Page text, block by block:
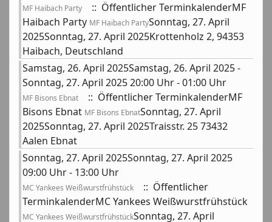
MF Haibach Party
:: Öffentlicher TerminkalenderMF
Haibach Party MF Haibach PartySonntag, 27. April
2025Sonntag, 27. April 2025Krottenholz 2, 94353
Haibach, Deutschland
Samstag, 26. April 2025Samstag, 26. April 2025 -
Sonntag, 27. April 2025 20:00 Uhr - 01:00 Uhr
MF Bisons Ebnat
:: Öffentlicher TerminkalenderMF
Bisons Ebnat MF Bisons EbnatSonntag, 27. April
2025Sonntag, 27. April 2025Traisstr. 25 73432
Aalen Ebnat
Sonntag, 27. April 2025Sonntag, 27. April 2025
09:00 Uhr - 13:00 Uhr
MC Yankees Weißwurstfrühstück
:: Öffentlicher
TerminkalenderMC Yankees Weißwurstfrühstück
MC Yankees WeißwurstfrühstückSonntag, 27. April